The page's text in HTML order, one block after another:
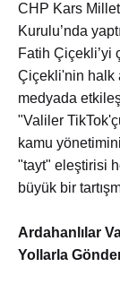
CHP Kars
Kurulu’nda
Fatih Çiçekli’yi
Çiçekli'nin halk
medyada
"Valiler
kamu
"tayt" eleştirisi
büyük bir
Ardahanlılar
Yollarla